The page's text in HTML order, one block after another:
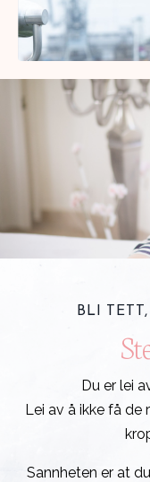
BLI
Du er lei
Lei av å ikke få
Sannheten er at